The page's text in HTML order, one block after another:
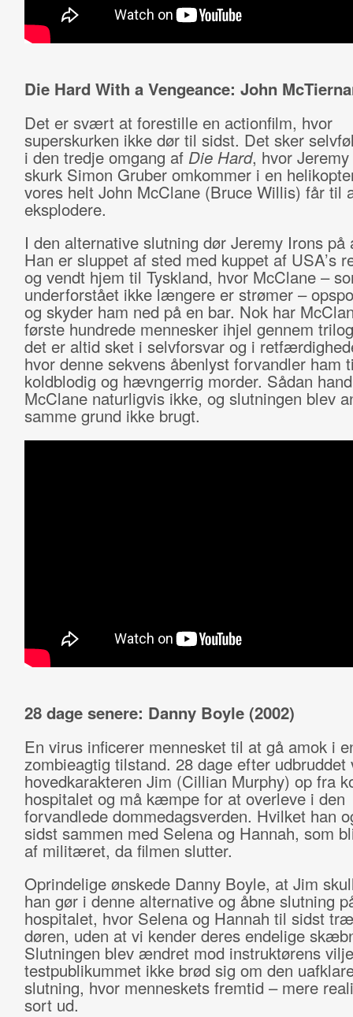
Die Hard With a Vengeance: John
Det er svært at forestille en actionfilm, hvor
superskurken ikke dør til sidst. Det sker
i den tredje omgang af Die Hard, hvor Jeremy
skurk Simon Gruber omkommer i en
vores helt John McClane (Bruce Willis) får til
eksplodere.
I den alternative slutning dør Jeremy Irons på
Han er sluppet af sted med kuppet af USA’s
og vendt hjem til Tyskland, hvor McClane –
underforstået ikke længere er strømer –
og skyder ham ned på en bar. Nok har
første hundrede mennesker ihjel gennem
det er altid sket i selvforsvar og i
hvor denne sekvens åbenlyst forvandler ham
koldblodig og hævngerrig morder. Sådan
McClane naturligvis ikke, og slutningen blev
samme grund ikke brugt.
28 dage senere: Danny Boyle (2002)
En virus inficerer mennesket til at gå amok i
zombieagtig tilstand. 28 dage efter udbruddet
hovedkarakteren Jim (Cillian Murphy) op fra
hospitalet og må kæmpe for at overleve i den
forvandlede dommedagsverden. Hvilket han
sidst sammen med Selena og Hannah, som
af militæret, da filmen slutter.
Oprindelige ønskede Danny Boyle, at Jim
han gør i denne alternative og åbne slutning
hospitalet, hvor Selena og Hannah til sidst
døren, uden at vi kender deres endelige
Slutningen blev ændret mod instruktørens
testpublikummet ikke brød sig om den
slutning, hvor menneskets fremtid – mere
sort ud.